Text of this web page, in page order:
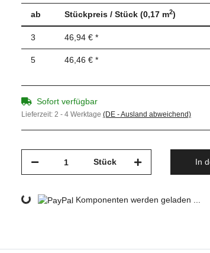
ab Stückpreis / Stück (0,17 m2)
3 46,94 € *
5 46,46 € *
Sofort verfügbar
Lieferzeit: 2 - 4 Werktage (DE - Ausland abweichend)
Stück In
Loading... Komponenten werden geladen ...